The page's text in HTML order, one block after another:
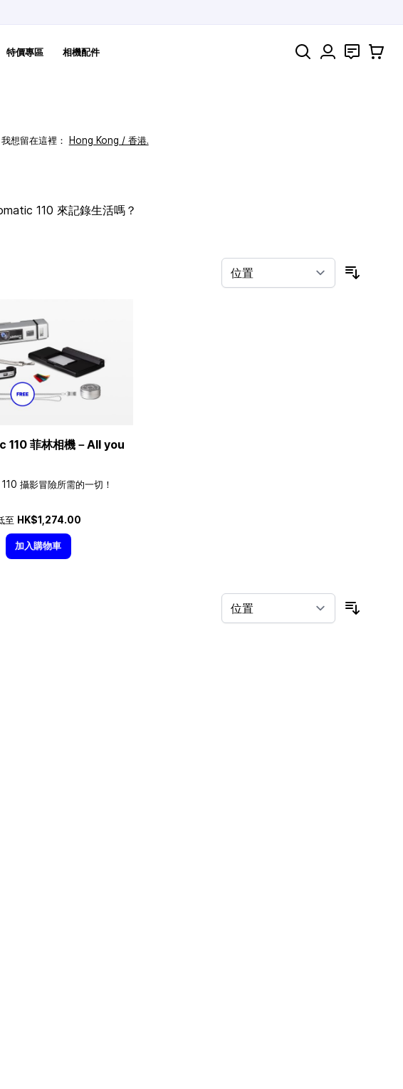
特價專區 相機配件 搜索 聯絡 購物車
想留在這裡： Hong Kong / 香港.
110 來記錄生活嗎？
110 菲林相機－All you
攝影冒險所需的一切！
至 HK$1,274.00
加入購物車